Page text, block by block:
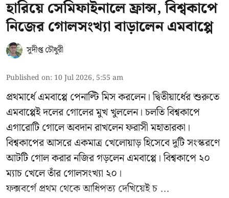
হারিয়ে সেমিফাইনালে ফ্রান্স, বিশ্বকাপে
নিজের গোলসংখ্যা বাড়ালেন এমবাপ্পে
সুদীপ্ত চৌধুরী
Published on: 10 Jul 2026, 5:55 am
প্রথমার্ধে এমবাপ্পে পেনাল্টি মিস করলেন। দ্বিতীয়ার্ধের শুরুতে
এমবাপ্পেই দলের গোলের মুখ খুললেন। চলতি বিশ্বকাপে
এগারোটি গোলে অবদান রাখলেন ফরাসী মহাতারকা।
বিশ্বকাপের আসরে একমাত্র খেলোয়াড় হিসেবে দুটি সংস্করণে
আটটি গোল করারনজির গড়লেন এমবাপ্পে। বিশ্বকাপে ২০
ম্যাচ খেলে তাঁর গোলসংখ্যা ২০।
ফক্সবর্গে প্রথম থেকে আধিপত্য দেখিয়েই চ ...